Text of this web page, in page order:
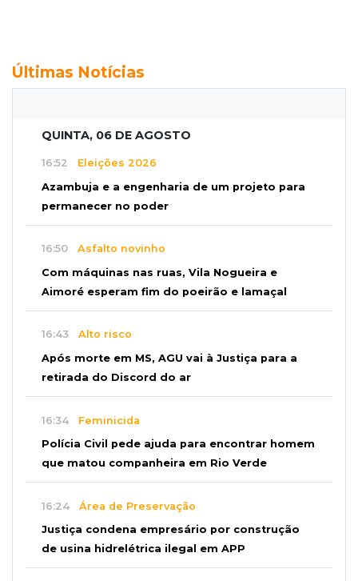
Últimas Notícias
QUINTA, 06 DE AGOSTO
16:52 Eleições 2026
Azambuja e a engenharia de um projeto para
permanecer no poder
16:50 Asfalto novinho
Com máquinas nas ruas, Vila Nogueira e
Aimoré esperam fim do poeirão e lamaçal
16:43 Alto risco
Após morte em MS, AGU vai à Justiça para a
retirada do Discord do ar
16:34 Feminicida
Polícia Civil pede ajuda para encontrar homem
que matou companheira em Rio Verde
16:24 Área de Preservação
Justiça condena empresário por construção
de usina hidrelétrica ilegal em APP